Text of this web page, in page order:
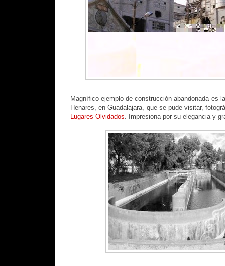
Magnífico ejemplo de construcción abandonada es
Henares, en Guadalajara, que se pude visitar,
Lugares Olvidados. Impresiona por su elegancia y